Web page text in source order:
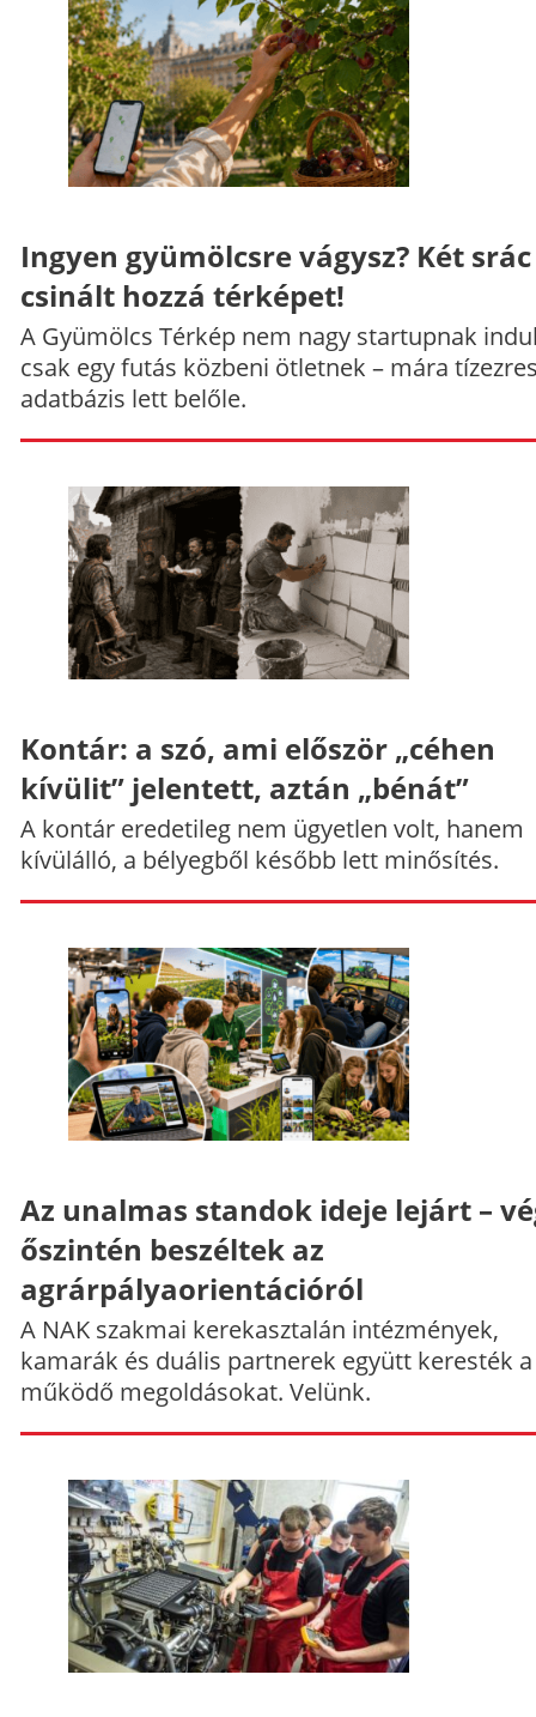
Ingyen gyümölcsre vágysz? Két srác
csinált hozzá térképet!
A Gyümölcs Térkép nem nagy startupnak
csak egy futás közbeni ötletnek – mára
adatbázis lett belőle.
Kontár: a szó, ami először „céhen
kívülit” jelentett, aztán „bénát”
A kontár eredetileg nem ügyetlen volt, hanem
kívülálló, a bélyegből később lett minősítés.
Az unalmas standok ideje lejárt –
őszintén beszéltek az
agrárpályaorientációról
A NAK szakmai kerekasztalán intézmények,
kamarák és duális partnerek együtt keresték a
működő megoldásokat. Velünk.